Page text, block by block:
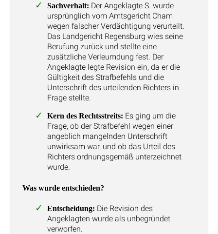
Sachverhalt: Der Angeklagte S. wurde
ursprünglich vom Amtsgericht Cham
wegen falscher Verdächtigung verurteilt.
Das Landgericht Regensburg wies seine
Berufung zurück und stellte eine
zusätzliche Verleumdung fest. Der
Angeklagte legte Revision ein, da er die
Gültigkeit des Strafbefehls und die
Unterschrift des urteilenden Richters in
Frage stellte.
Kern des Rechtsstreits: Es ging um die
Frage, ob der Strafbefehl wegen einer
angeblich mangelnden Unterschrift
unwirksam war, und ob das Urteil des
Richters ordnungsgemäß unterzeichnet
wurde.
Was wurde entschieden?
Entscheidung: Die Revision des
Angeklagten wurde als unbegründet
verworfen.